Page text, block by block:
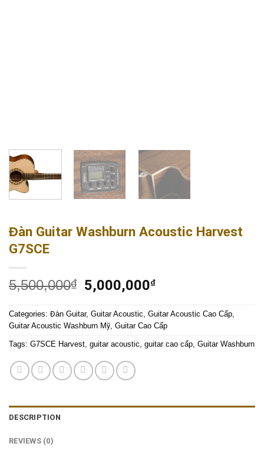
Đàn Guitar Washburn Acoustic Harvest
G7SCE
5,500,000₫ 5,000,000₫
Categories: Đàn Guitar, Guitar Acoustic Guitar Acoustic Cao Cấp
Guitar Acoustic Washburn Mỹ Guitar Cao Cấp
Tags: G7SCE Harvest guitar acoustic guitar cao cấp Guitar Washburn
DESCRIPTION
REVIEWS (0)